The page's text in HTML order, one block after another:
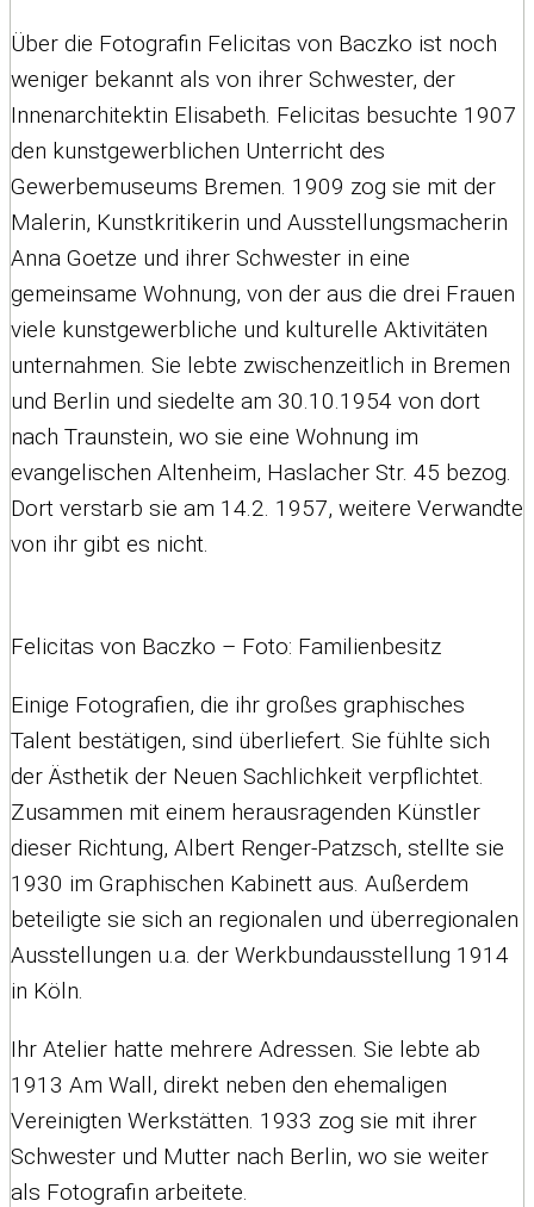
Über die Fotografin Felicitas von Baczko ist noch
weniger bekannt als von ihrer Schwester, der
Innenarchitektin Elisabeth. Felicitas besuchte 1907
den kunstgewerblichen Unterricht des
Gewerbemuseums Bremen. 1909 zog sie mit der
Malerin, Kunstkritikerin und Ausstellungsmacherin
Anna Goetze und ihrer Schwester in eine
gemeinsame Wohnung, von der aus die drei Frauen
viele kunstgewerbliche und kulturelle Aktivitäten
unternahmen. Sie lebte zwischenzeitlich in Bremen
und Berlin und siedelte am 30.10.1954 von dort
nach Traunstein, wo sie eine Wohnung im
evangelischen Altenheim, Haslacher Str. 45 bezog.
Dort verstarb sie am 14.2. 1957, weitere Verwandte
von ihr gibt es nicht.
Felicitas von Baczko – Foto: Familienbesitz
Einige Fotografien, die ihr großes graphisches
Talent bestätigen, sind überliefert. Sie fühlte sich
der Ästhetik der Neuen Sachlichkeit verpflichtet.
Zusammen mit einem herausragenden Künstler
dieser Richtung, Albert Renger-Patzsch, stellte sie
1930 im Graphischen Kabinett aus. Außerdem
beteiligte sie sich an regionalen und überregionalen
Ausstellungen u.a. der Werkbundausstellung 1914
in Köln.
Ihr Atelier hatte mehrere Adressen. Sie lebte ab
1913 Am Wall, direkt neben den ehemaligen
Vereinigten Werkstätten. 1933 zog sie mit ihrer
Schwester und Mutter nach Berlin, wo sie weiter
als Fotografin arbeitete.